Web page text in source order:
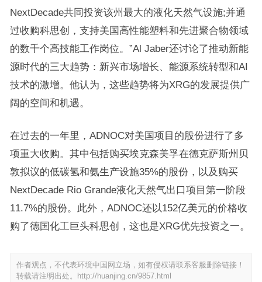
NextDecade共同投资该州最大的液化天然气设施;并通
过收购科思创，支持美国高性能塑料和先进聚合物领域
的数千个高技能工作岗位。”Al Jaber还讨论了推动新能
源时代的三大趋势：新兴市场增长、能源系统转型和AI
技术的激增。他认为，这些趋势将为XRG的发展提供广
阔的空间和机遇。
在过去的一年里，ADNOC对美国项目的股份进行了多
项重大收购。其中包括购买埃克森美孚在德克萨斯州贝
敦拟议的低碳氢和氨生产设施35%的股份，以及购买
NextDecade Rio Grande液化天然气出口项目第一阶段
11.7%的股份。此外，ADNOC还以152亿美元的价格收
购了德国化工巨头科思创，这也是XRG优先投资之一。
作者观点，不代表环境中国网立场，如有侵权请联系客服删除链接！
转载请注明出处。
http://huanjing.cn/9857.html